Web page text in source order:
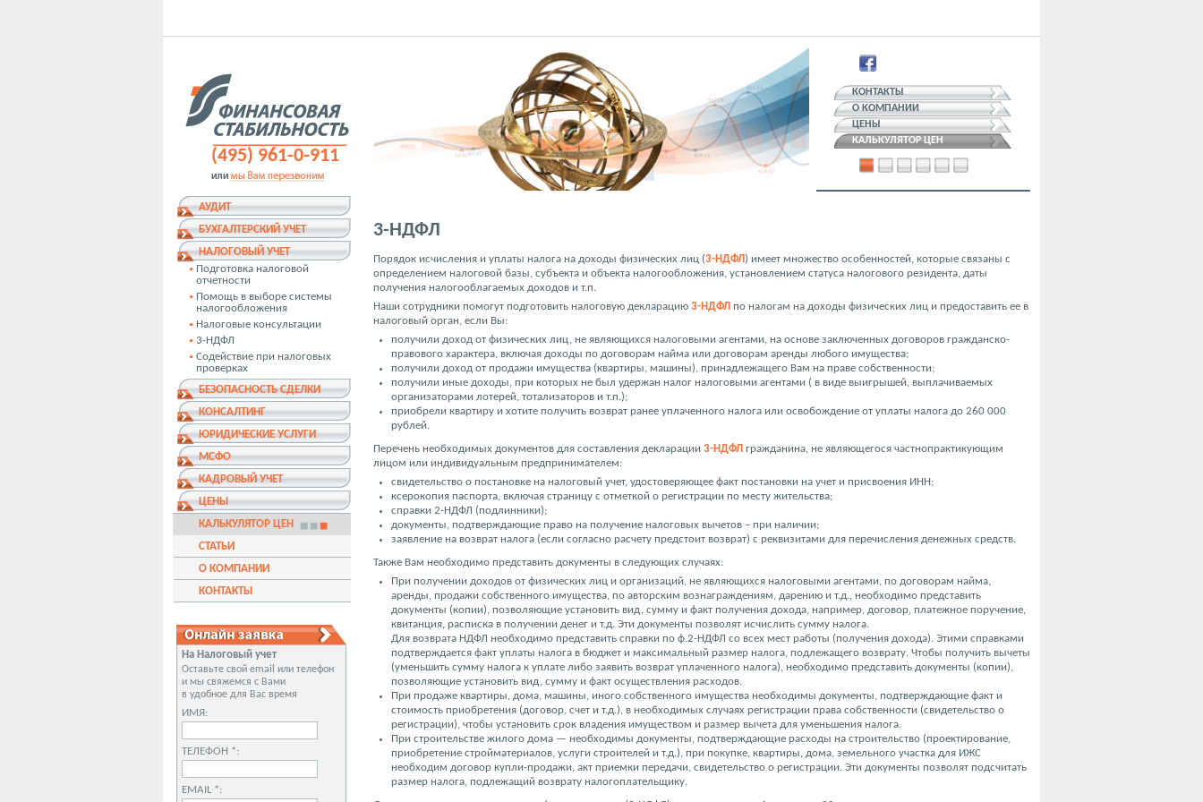
(495) 961-0-911
АУДИТ
БУХГАЛТЕРСКИЙ УЧЕТ
НАЛОГОВЫЙ УЧЕТ
Подготовка налоговой
отчетности
Помощь в выборе системы
налогообложения
Налоговые консультации
3-НДФЛ
Содействие при налоговых
проверках
БЕЗОПАСНОСТЬ СДЕЛКИ
КОНСАЛТИНГ
ЮРИДИЧЕСКИЕ УСЛУГИ
МСФО
КАДРОВЫЙ УЧЕТ
ЦЕНЫ
КАЛЬКУЛЯТОР ЦЕН
СТАТЬИ
О КОМПАНИИ
КОНТАКТЫ
На Налоговый учет
Оставьте свой email или телефон
и мы свяжемся с Вами
в удобное для Вас время
ИМЯ:
ТЕЛЕФОН *:
EMAIL *:
КОНТАКТЫ
О КОМПАНИИ
ЦЕНЫ
КАЛЬКУЛЯТОР ЦЕН
3-НДФЛ
Порядок исчисления и уплаты налога на доходы физических лиц (3-НДФЛ) имеет множество особенностей, которые связаны с
определением налоговой базы, субъекта и объекта налогообложения, установлением статуса налогового резидента, даты
получения налогооблагаемых доходов и т.п.
Наши сотрудники помогут подготовить налоговую декларацию 3-НДФЛ по налогам на доходы физических лиц и предоставить ее в
налоговый орган, если Вы:
получили доход от физических лиц, не являющихся налоговыми агентами, на основе заключенных договоров гражданско-
правового характера, включая доходы по договорам найма или договорам аренды любого имущества;
получили доход от продажи имущества (квартиры, машины), принадлежащего Вам на праве собственности;
получили иные доходы, при которых не был удержан налог налоговыми агентами ( в виде выигрышей, выплачиваемых
организаторами лотерей, тотализаторов и т.п.);
приобрели квартиру и хотите получить возврат ранее уплаченного налога или освобождение от уплаты налога до 260 000
рублей.
Перечень необходимых документов для составления декларации 3-НДФЛ гражданина, не являющегося частнопрактикующим
лицом или индивидуальным предпринимателем:
свидетельство о постановке на налоговый учет, удостоверяющее факт постановки на учет и присвоения ИНН;
ксерокопия паспорта, включая страницу с отметкой о регистрации по месту жительства;
справки 2-НДФЛ (подлинники);
документы, подтверждающие право на получение налоговых вычетов – при наличии;
заявление на возврат налога (если согласно расчету предстоит возврат) с реквизитами для перечисления денежных средств.
Также Вам необходимо представить документы в следующих случаях:
При получении доходов от физических лиц и организаций, не являющихся налоговыми агентами, по договорам найма,
аренды, продажи собственного имущества, по авторским вознаграждениям, дарению и т.д., необходимо представить
документы (копии), позволяющие установить вид, сумму и факт получения дохода, например, договор, платежное поручение,
квитанция, расписка в получении денег и т.д. Эти документы позволят исчислить сумму налога.
Для возврата НДФЛ необходимо представить справки по ф.2-НДФЛ со всех мест работы (получения дохода). Этими справками
подтверждается факт уплаты налога в бюджет и максимальный размер налога, подлежащего возврату. Чтобы получить вычеты
(уменьшить сумму налога к уплате либо заявить возврат уплаченного налога), необходимо представить документы (копии),
позволяющие установить вид, сумму и факт осуществления расходов.
При продаже квартиры, дома, машины, иного собственного имущества необходимы документы, подтверждающие факт и
стоимость приобретения (договор, счет и т.д.), в необходимых случаях регистрации права собственности (свидетельство о
регистрации), чтобы установить срок владения имуществом и размер вычета для уменьшения налога.
При строительстве жилого дома — необходимы документы, подтверждающие расходы на строительство (проектирование,
приобретение стройматериалов, услуги строителей и т.д.), при покупке, квартиры, дома, земельного участка для ИЖС
необходим договор купли-продажи, акт приемки передачи, свидетельство о регистрации. Эти документы позволят подсчитать
размер налога, подлежащий возврату налогоплательщику.